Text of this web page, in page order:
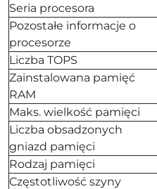
Seria procesora
Pozostałe informacje o
procesorze
Liczba TOPS
Zainstalowana pamięć
RAM
Maks. wielkość pamięci
Liczba obsadzonych
gniazd pamięci
Rodzaj pamięci
Częstotliwość szyny